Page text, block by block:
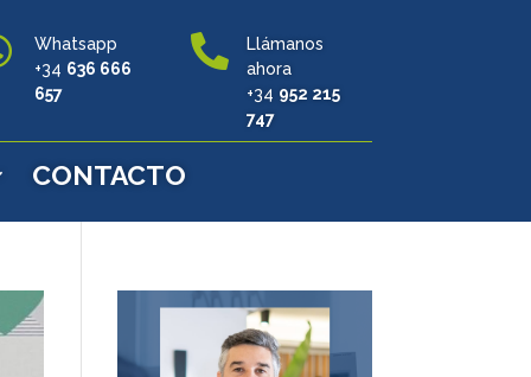
Whatsapp
+34 636 666
657

Llámanos
ahora
+34 952 215
747
CONTACTO